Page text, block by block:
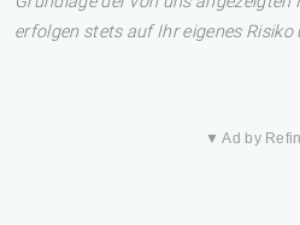
erfolgen stets auf Ihr eigenes Risiko
▼ Ad by